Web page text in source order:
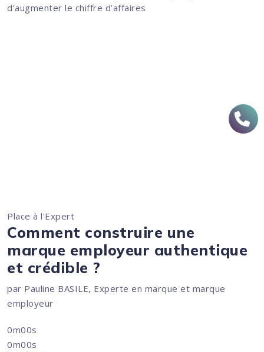
d’augmenter le chiffre d’affaires
Place à l'Expert
Comment construire une
marque employeur authentique
et crédible ?
par Pauline BASILE, Experte en marque et marque
employeur
0m00s
0m00s